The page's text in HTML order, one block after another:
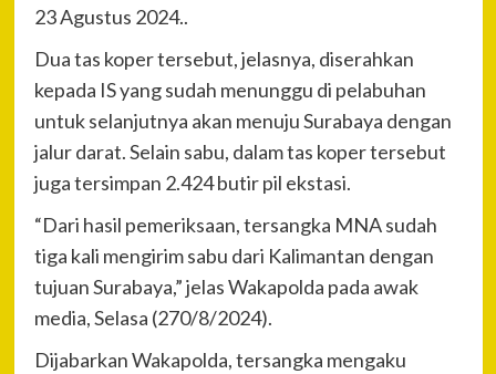
23 Agustus 2024..
Dua tas koper tersebut, jelasnya, diserahkan
kepada IS yang sudah menunggu di pelabuhan
untuk selanjutnya akan menuju Surabaya dengan
jalur darat. Selain sabu, dalam tas koper tersebut
juga tersimpan 2.424 butir pil ekstasi.
“Dari hasil pemeriksaan, tersangka MNA sudah
tiga kali mengirim sabu dari Kalimantan dengan
tujuan Surabaya,” jelas Wakapolda pada awak
media, Selasa (270/8/2024).
Dijabarkan Wakapolda, tersangka mengaku